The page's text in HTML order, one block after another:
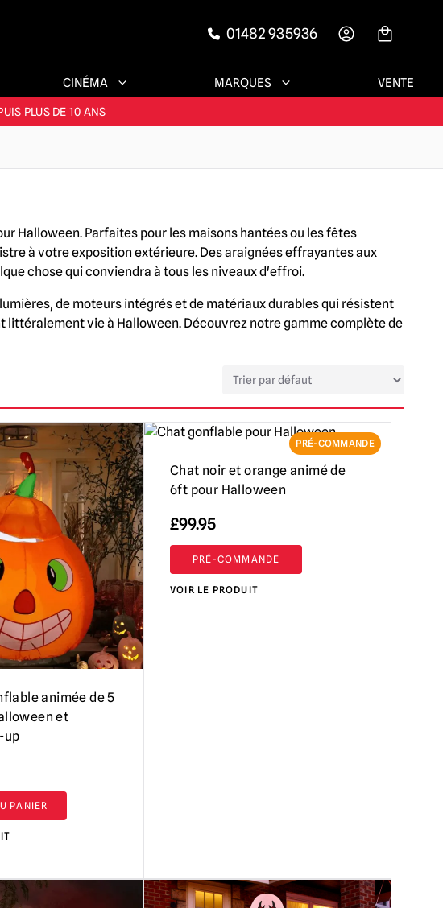
01482 935936
CINÉMA MARQUES VENTE
DE 60 000 CLIENTS SATISFAITS
PLUS DE 10 ANS
SEMAINE
DE 300 ACCESSOIRES !
Halloween. Parfaites pour les maisons hantées ou les fêtes
à votre exposition extérieure. Des araignées effrayantes aux
chose qui conviendra à tous les niveaux d'effroi.
de moteurs intégrés et de matériaux durables qui résistent
vie à Halloween. Découvrez notre gamme complète de
animée de 5
et
up
PANIER
PRÉ-COMMANDE
Chat noir et orange animé de
6ft pour Halloween
£99.95
PRÉ-COMMANDE
VOIR LE PRODUIT